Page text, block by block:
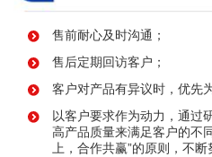
售前耐心及时沟通；
售后定期回访客户；
客户对产品有异议时，优先
以客户要求作为动力，通过
高产品质量来满足客户的不
上，合作共赢”的原则，不断